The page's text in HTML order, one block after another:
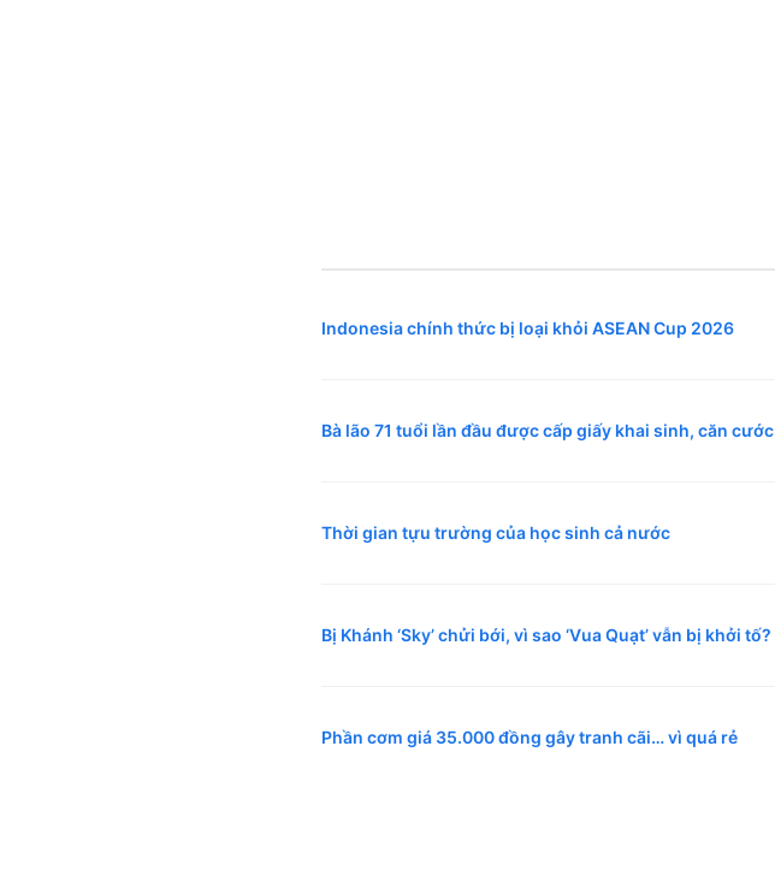
Indonesia chính thức bị loại khỏi ASEAN Cup 2026
Bà lão 71 tuổi lần đầu được cấp giấy khai sinh, căn cước
Thời gian tựu trường của học sinh cả nước
Bị Khánh ‘Sky’ chửi bới, vì sao ‘Vua Quạt’ vẫn bị khởi tố?
Phần cơm giá 35.000 đồng gây tranh cãi… vì quá rẻ